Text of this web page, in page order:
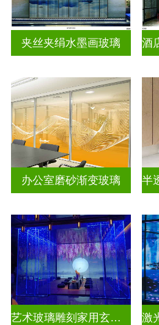
夹丝夹绢水墨画玻璃
办公室磨砂渐变玻璃
艺术玻璃雕刻家用玄关隔断